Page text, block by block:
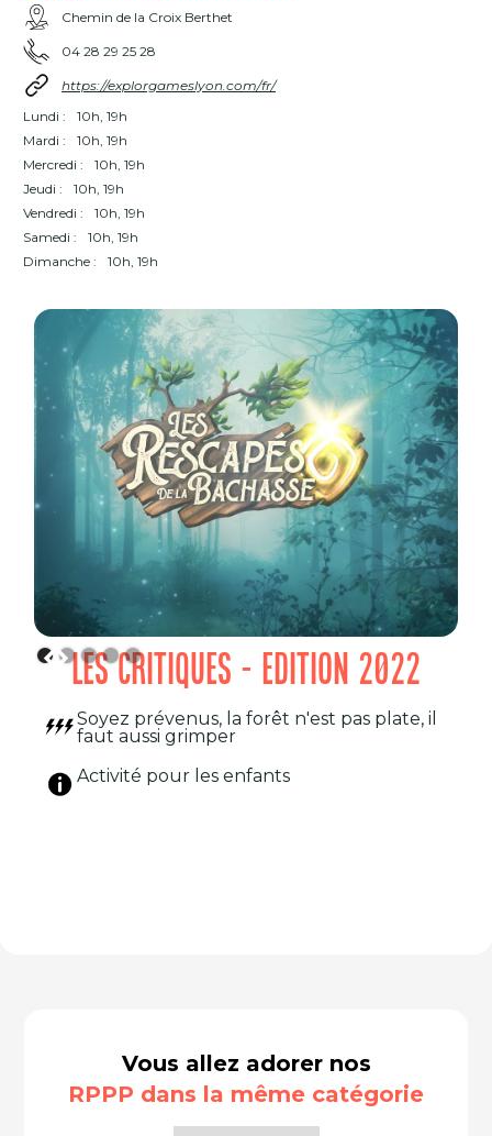
Chemin de la Croix Berthet
04 28 29 25 28
https://explorgameslyon.com/fr/
Lundi :
10h, 19h
Mardi :
10h, 19h
Mercredi :
10h, 19h
Jeudi :
10h, 19h
Vendredi :
10h, 19h
Samedi :
10h, 19h
Dimanche :
10h, 19h
LES CRITIQUES - EDITION 2022
Soyez prévenus, la forêt n'est pas plate, il
faut aussi grimper
Activité pour les enfants
Vous allez adorer nos
RPPP dans la même catégorie